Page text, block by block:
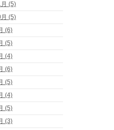
(5)
(5)
(6)
(5)
(4)
(6)
(5)
(4)
(5)
(3)